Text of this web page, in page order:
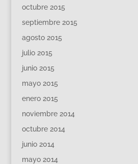
octubre 2015
septiembre 2015
agosto 2015
julio 2015
junio 2015
mayo 2015
enero 2015
noviembre 2014
octubre 2014
junio 2014
mayo 2014